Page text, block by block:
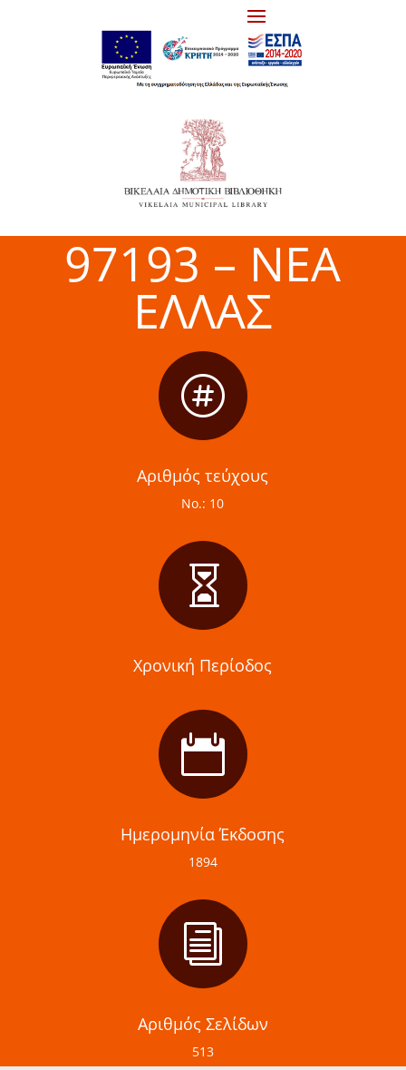
97193 – ΝΕΑ
ΕΛΛΑΣ

Αριθμός τεύχους
Νο.: 10

Χρονική Περίοδος

Ημερομηνία Έκδοσης
1894
i
Αριθμός Σελίδων
513